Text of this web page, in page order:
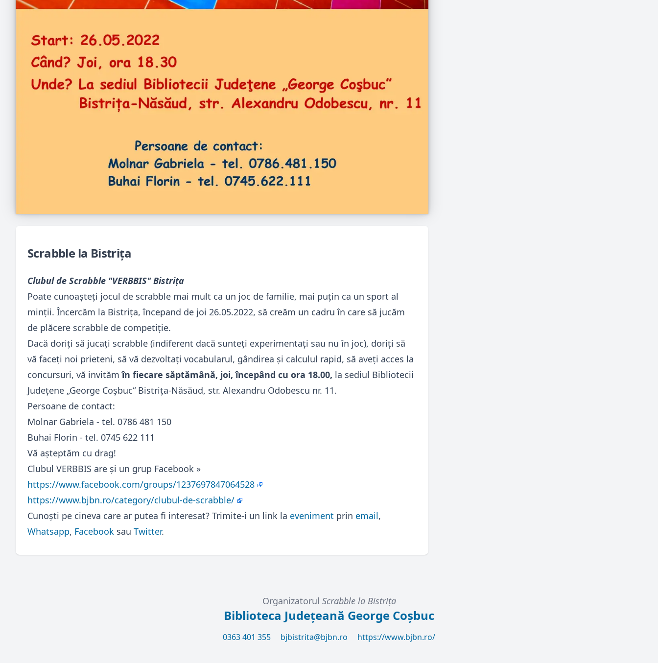
Scrabble la Bistriţa
Clubul de Scrabble "VERBBIS" Bistriţa
Poate cunoașteți jocul de scrabble mai mult ca un joc de familie, mai puțin ca un sport al
minții. Încercăm la Bistrița, începand de joi 26.05.2022, să creăm un cadru în care să jucăm
de plăcere scrabble de competiție.
Dacă doriţi să jucaţi scrabble (indiferent dacă sunteţi experimentaţi sau nu în joc), doriţi să
vă faceţi noi prieteni, să vă dezvoltaţi vocabularul, gândirea şi calculul rapid, să aveţi acces la
concursuri, vă invităm în fiecare săptămână, joi, începând cu ora 18.00, la sediul Bibliotecii
Judeţene „George Coşbuc“ Bistriţa-Năsăud, str. Alexandru Odobescu nr. 11.
Persoane de contact:
Molnar Gabriela - tel. 0786 481 150
Buhai Florin - tel. 0745 622 111
Vă aşteptăm cu drag!
Clubul VERBBIS are și un grup Facebook »
https://www.facebook.com/groups/1237697847064528
https://www.bjbn.ro/category/clubul-de-scrabble/
Cunoști pe cineva care ar putea fi interesat? Trimite-i un link la eveniment prin email,
Whatsapp, Facebook sau Twitter.
Organizatorul Scrabble la Bistriţa
Biblioteca Județeană George Coșbuc
0363 401 355 bjbistrita@bjbn.ro https://www.bjbn.ro/